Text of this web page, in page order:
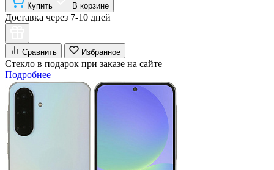
Купить В корзине
Доставка через 7-10 дней
Сравнить Избранное
Стекло в подарок при заказе на сайте
Подробнее